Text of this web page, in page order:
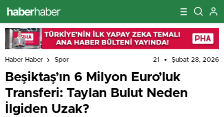
Haber Haber Spor 21 Şubat 28, 2026
Beşiktaş’ın 6 Milyon Euro’luk
Transferi: Taylan Bulut Neden
İlgiden Uzak?